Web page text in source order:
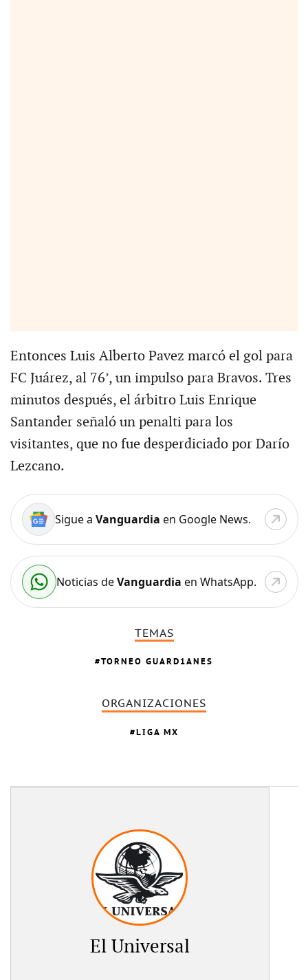
Entonces Luis Alberto Pavez marcó el gol para
FC Juárez, al 76’, un impulso para Bravos. Tres
minutos después, el árbitro Luis Enrique
Santander señaló un penalti para los
visitantes, que no fue desperdiciado por Darío
Lezcano.
Sigue a Vanguardia en Google News.
Noticias deVanguardia en WhatsApp.
TEMAS
TORNEO GUARD1ANES
ORGANIZACIONES
LIGA MX
El Universal